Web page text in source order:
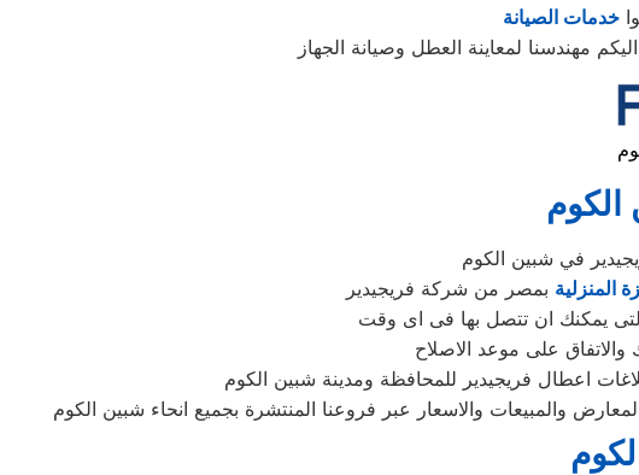
خدمات الصيانة
في شبين الكوم
المنزلية بمصر من شركة فريجيدير
يمكنك ان تتصل بها فى اى وقت
على موعد الاصلاح
اعطال فريجيدير للمحافظة ومدينة شبين الكوم
والمبيعات والاسعار عبر فروعنا المنتشرة بجميع انحاء شبين الكوم